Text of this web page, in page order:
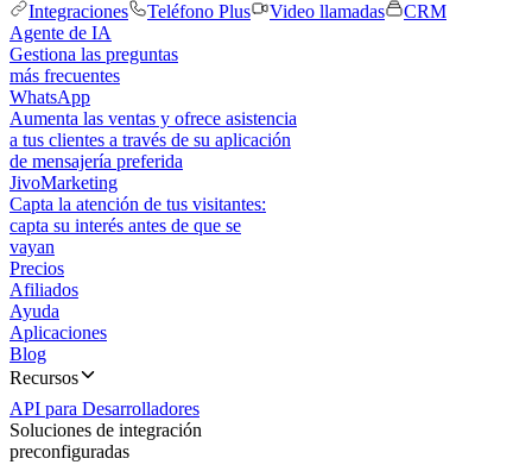
Integraciones
Teléfono Plus Video llamadas
CRM
Agente de IA
Gestiona las preguntas
más frecuentes
WhatsApp
Aumenta las ventas y ofrece asistencia
a tus clientes a través de su aplicación
de mensajería preferida
JivoMarketing
Capta la atención de tus visitantes:
capta su interés antes de que se
vayan
Precios
Afiliados
Ayuda
Aplicaciones
Blog
Recursos
API para Desarrolladores
Soluciones de integración
preconfiguradas